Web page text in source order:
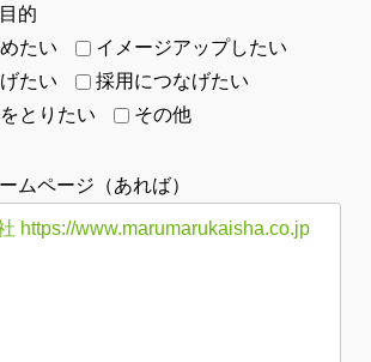
的
たい
イメージアップしたい
たい
採用につなげたい
とりたい
その他
ムページ（あれば）